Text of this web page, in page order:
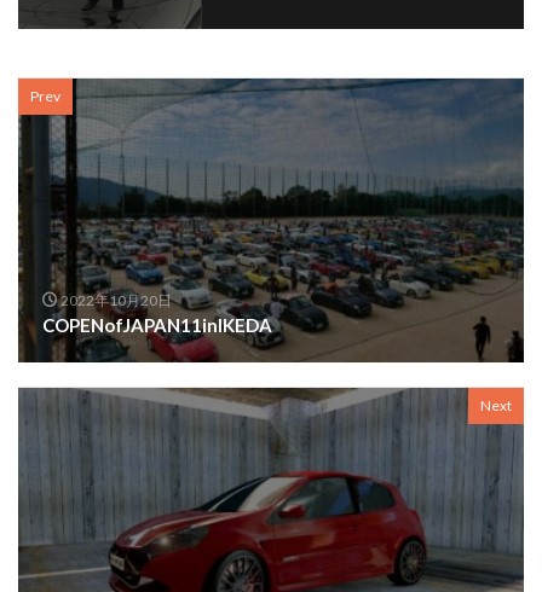
Prev
2022年10月20日
COPENofJAPAN11inIKEDA
Next